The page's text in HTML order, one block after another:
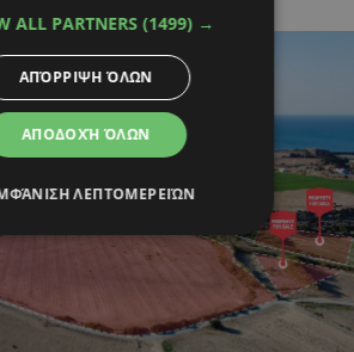
ALL PARTNERS (1499) →
ΑΠΟΔΟΧΉ ΌΛΩΝ
ΑΠΌΡΡΙΨΗ ΌΛΩΝ
ΛΕΠΤΟΜΕΡΕΙΏΝ